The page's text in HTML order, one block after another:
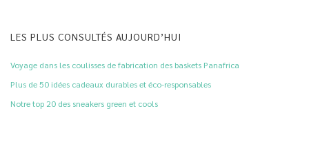
LES PLUS CONSULTÉS AUJOURD’HUI
Voyage dans les coulisses de fabrication des baskets Panafrica
Plus de 50 idées cadeaux durables et éco-responsables
Notre top 20 des sneakers green et cools